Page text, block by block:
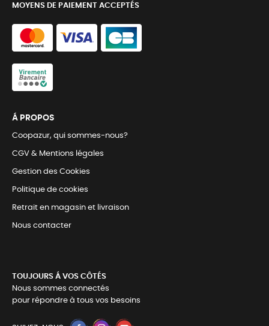
MOYENS DE PAIEMENT ACCEPTÉS
Á PROPOS
Coopazur, qui sommes-nous?
CGV & Mentions légales
Gestion des Cookies
Politique de cookies
Retrait en magasin et livraison
Nous contacter
TOUJOURS Á VOS CÔTÉS
Nous sommes connectés
pour répondre à tous vos besoins